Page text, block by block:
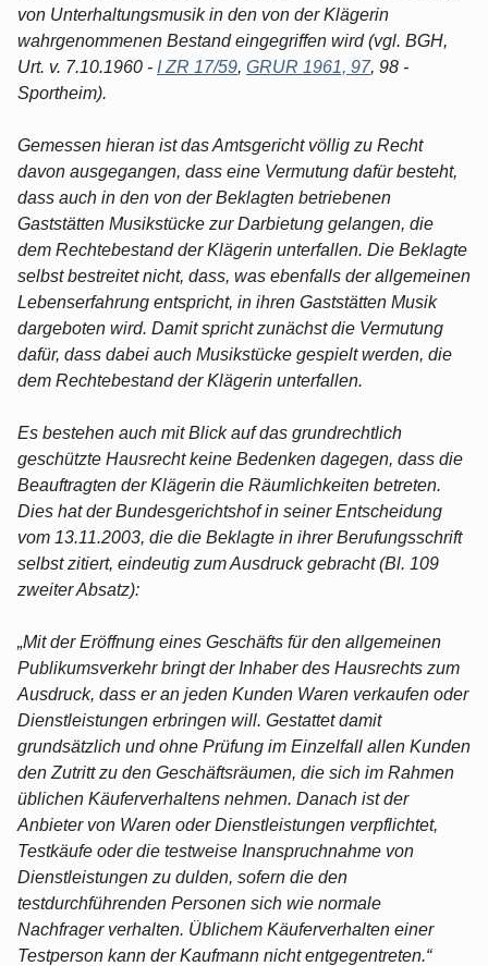
von Unterhaltungsmusik in den von der Klägerin
wahrgenommenen Bestand eingegriffen wird (vgl. BGH,
Urt. v. 7.10.1960 - I ZR 17/59, GRUR 1961, 97, 98 -
Sportheim).
Gemessen hieran ist das Amtsgericht völlig zu Recht
davon ausgegangen, dass eine Vermutung dafür besteht,
dass auch in den von der Beklagten betriebenen
Gaststätten Musikstücke zur Darbietung gelangen, die
dem Rechtebestand der Klägerin unterfallen. Die Beklagte
selbst bestreitet nicht, dass, was ebenfalls der allgemeinen
Lebenserfahrung entspricht, in ihren Gaststätten Musik
dargeboten wird. Damit spricht zunächst die Vermutung
dafür, dass dabei auch Musikstücke gespielt werden, die
dem Rechtebestand der Klägerin unterfallen.
Es bestehen auch mit Blick auf das grundrechtlich
geschützte Hausrecht keine Bedenken dagegen, dass die
Beauftragten der Klägerin die Räumlichkeiten betreten.
Dies hat der Bundesgerichtshof in seiner Entscheidung
vom 13.11.2003, die die Beklagte in ihrer Berufungsschrift
selbst zitiert, eindeutig zum Ausdruck gebracht (Bl. 109
zweiter Absatz):
„Mit der Eröffnung eines Geschäfts für den allgemeinen
Publikumsverkehr bringt der Inhaber des Hausrechts zum
Ausdruck, dass er an jeden Kunden Waren verkaufen oder
Dienstleistungen erbringen will. Gestattet damit
grundsätzlich und ohne Prüfung im Einzelfall allen Kunden
den Zutritt zu den Geschäftsräumen, die sich im Rahmen
üblichen Käuferverhaltens nehmen. Danach ist der
Anbieter von Waren oder Dienstleistungen verpflichtet,
Testkäufe oder die testweise Inanspruchnahme von
Dienstleistungen zu dulden, sofern die den
testdurchführenden Personen sich wie normale
Nachfrager verhalten. Üblichem Käuferverhalten einer
Testperson kann der Kaufmann nicht entgegentreten.“